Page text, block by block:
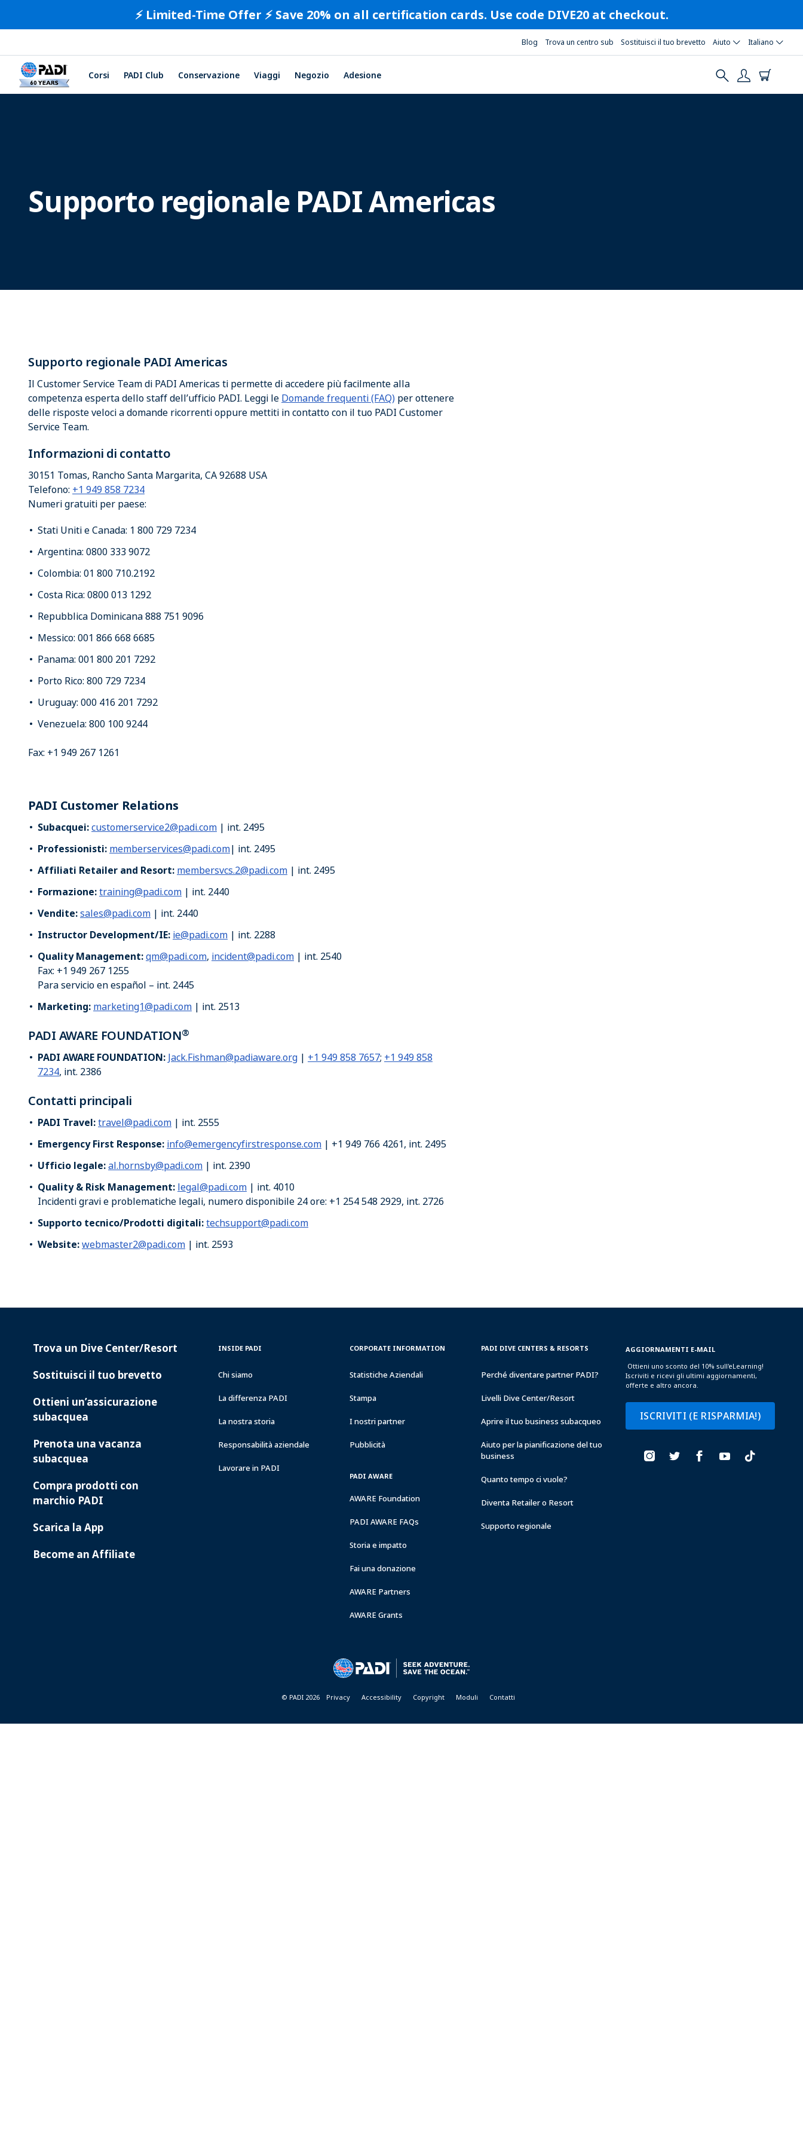
⚡️ Limited-Time Offer ⚡️ Save 20% on all certification cards. Use code DIVE20 at checkout.
Blog Trova un centro sub Sostituisci il tuo brevetto Aiuto Italiano
Corsi PADI Club Conservazione Viaggi Negozio Adesione
Supporto regionale PADI Americas
Supporto regionale PADI Americas
Il Customer Service Team di PADI Americas ti permette di accedere più facilmente alla
competenza esperta dello staff dell’ufficio PADI. Leggi le Domande frequenti (FAQ) per ottenere
delle risposte veloci a domande ricorrenti oppure mettiti in contatto con il tuo PADI Customer
Service Team.
Informazioni di contatto
30151 Tomas, Rancho Santa Margarita, CA 92688 USA
Telefono: +1 949 858 7234
Numeri gratuiti per paese:
Stati Uniti e Canada: 1 800 729 7234
Argentina: 0800 333 9072
Colombia: 01 800 710.2192
Costa Rica: 0800 013 1292
Repubblica Dominicana 888 751 9096
Messico: 001 866 668 6685
Panama: 001 800 201 7292
Porto Rico: 800 729 7234
Uruguay: 000 416 201 7292
Venezuela: 800 100 9244
Fax: +1 949 267 1261
PADI Customer Relations
Subacquei:customerservice2@padi.com | int. 2495
Professionisti: memberservices@padi.com| int. 2495
Affiliati Retailer and Resort: membersvcs.2@padi.com | int. 2495
Formazione:training@padi.com | int. 2440
Vendite:sales@padi.com | int. 2440
Instructor Development/IE: ie@padi.com | int. 2288
Quality Management:qm@padi.com, incident@padi.com | int. 2540
Fax: +1 949 267 1255
Para servicio en español – int. 2445
Marketing: marketing1@padi.com | int. 2513
PADI AWARE FOUNDATION®
PADI AWARE FOUNDATION: Jack.Fishman@padiaware.org | +1 949 858 7657; +1 949 858
7234, int. 2386
Contatti principali
PADI Travel:travel@padi.com | int. 2555
Emergency First Response: info@emergencyfirstresponse.com | +1 949 766 4261, int. 2495
Ufficio legale:al.hornsby@padi.com | int. 2390
Quality & Risk Management: legal@padi.com | int. 4010
Incidenti gravi e problematiche legali, numero disponibile 24 ore: +1 254 548 2929, int. 2726
Supporto tecnico/Prodotti digitali:techsupport@padi.com
Website:webmaster2@padi.com | int. 2593
AGGIORNAMENTI E-MAIL
Ottieni uno sconto del 10% sull'eLearning!
Iscriviti e ricevi gli ultimi aggiornamenti,
offerte e altro ancora.
ISCRIVITI (E RISPARMIA!)
PADI
Trova un Dive Center/Resort
Sostituisci il tuo brevetto
Ottieni un’assicurazione
subacquea
Prenota una vacanza
subacquea
Compra prodotti con
marchio PADI
Scarica la App
Become an Affiliate
INSIDE
INSIDE PADI
Chi siamo
La differenza PADI
La nostra storia
Responsabilità aziendale
Lavorare in PADI
CORPORATE
CORPORATE INFORMATION
Statistiche Aziendali
Stampa
I nostri partner
Pubblicità
PADI AWARE
AWARE Foundation
PADI AWARE FAQs
Storia e impatto
Fai una donazione
AWARE Partners
AWARE Grants
PADI
PADI DIVE CENTERS & RESORTS
Perché diventare partner PADI?
Livelli Dive Center/Resort
Aprire il tuo business subacqueo
Aiuto per la pianificazione del tuo
business
Quanto tempo ci vuole?
Diventa Retailer o Resort
Supporto regionale
© PADI 2026 Privacy Accessibility Copyright Moduli Contatti